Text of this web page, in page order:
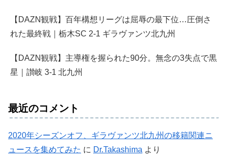
【DAZN観戦】百年構想リーグは屈辱の最下位…圧倒さ
れた最終戦｜栃木SC 2-1 ギラヴァンツ北九州
【DAZN観戦】主導権を握られた90分。無念の3失点で黒
星｜讃岐 3-1 北九州
最近のコメント
2020年シーズンオフ、ギラヴァンツ北九州の移籍関連ニ
ュースを集めてみた に Dr.Takashima より